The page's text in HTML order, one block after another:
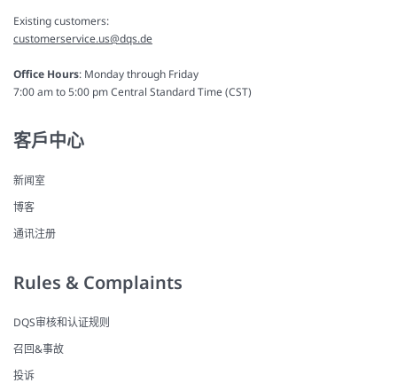
Existing customers:
customerservice.us@dqs.de
Office Hours: Monday through Friday
7:00 am to 5:00 pm Central Standard Time (CST)
客戶中心
新闻室
博客
通讯注册
Rules & Complaints
DQS审核和认证规则
召回&事故
投诉